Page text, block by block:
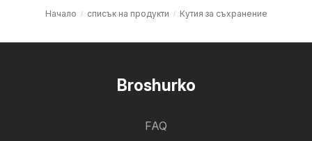
Начало списък на продукти Кутия за съхранение
Broshurko
FAQ